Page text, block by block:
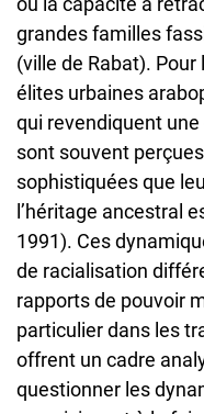
grandes familles
(ville de Rabat).
élites urbaines
qui revendiquent une
sont souvent
sophistiquées que
l’héritage ancestral
1991). Ces
de racialisation
rapports de pouvoir
particulier dans les
offrent un cadre
questionner les